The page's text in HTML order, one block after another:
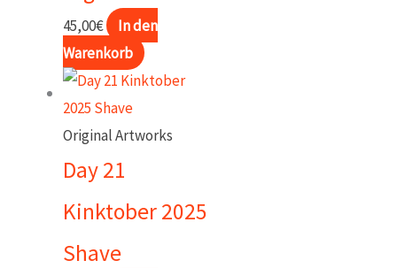
45,00€
In den
Warenkorb
Original Artworks
Day 21
Kinktober 2025
Shave